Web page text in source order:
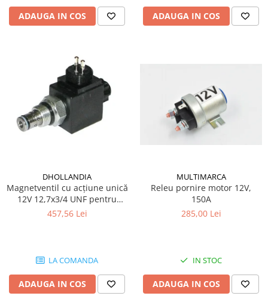
ADAUGA IN COS ADAUGA IN COS
DHOLLANDIA
Magnetventil cu acțiune unică
12V 12,7x3/4 UNF pentru
trape hidraulice Dhollandia
457,56 Lei
LA COMANDA
ADAUGA IN COS
MULTIMARCA
Releu pornire motor 12V,
150A
285,00 Lei
IN STOC
ADAUGA IN COS